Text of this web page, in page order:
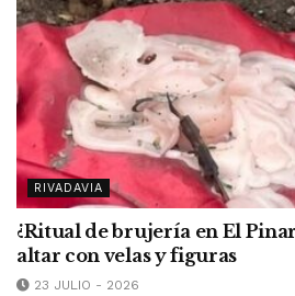
RIVADAVIA
¿Ritual de brujería en El
altar con velas y figuras
23 JULIO - 2026